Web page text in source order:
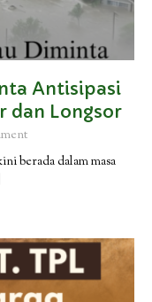
Antisipasi
dan Longsor
berada dalam masa